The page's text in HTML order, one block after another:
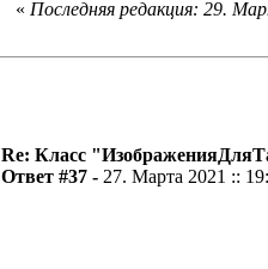
« Последняя редакция: 29.
Re: Класс
Ответ #37 - 27. Марта 2021 ::